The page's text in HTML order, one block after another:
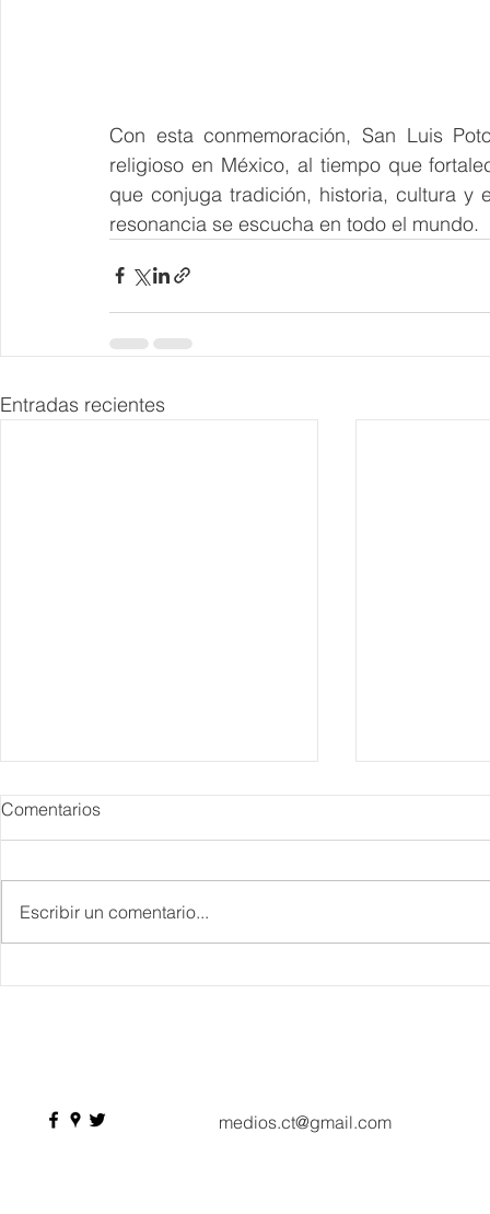
Con esta conmemoración, San Luis
religioso en México, al tiempo que
que conjuga tradición, historia, cultura y
resonancia se escucha en todo el mundo.
Entradas recientes
Comentarios
Escribir un comentario...
medios.ct@gmail.com